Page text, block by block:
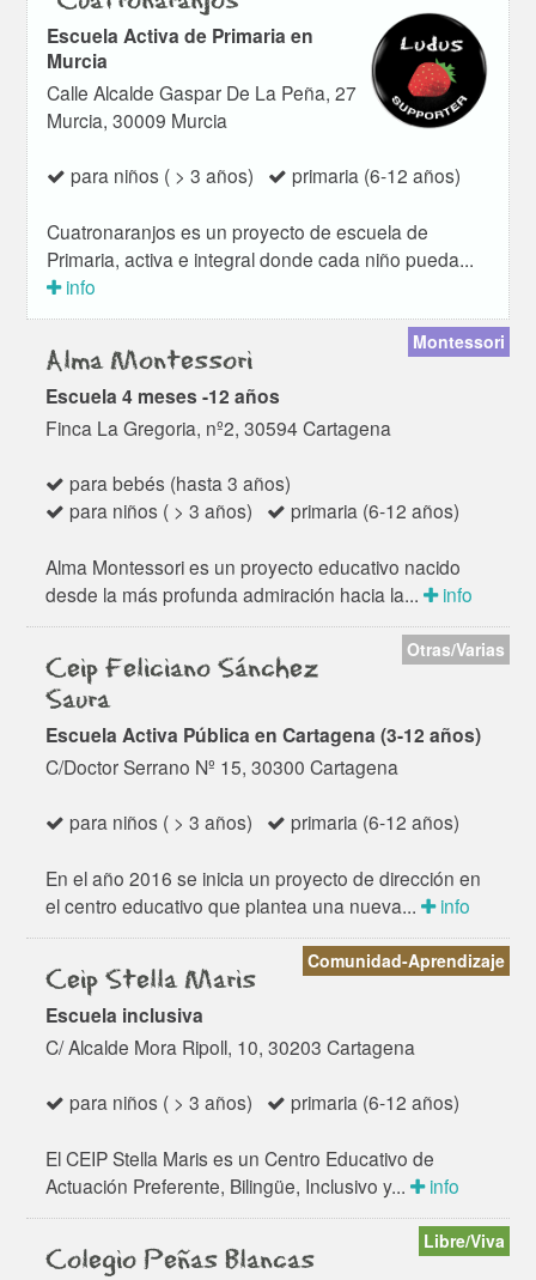
Escuela Activa de Primaria en
Murcia
Calle Alcalde Gaspar De La Peña, 27
Murcia, 30009 Murcia
para niños ( > 3 años) primaria (6-12 años)
Cuatronaranjos es un proyecto de escuela de
Primaria, activa e integral donde cada niño pueda...
info
Alma Montessori
Montessori
Escuela 4 meses -12 años
Finca La Gregoria, nº2, 30594 Cartagena
para bebés (hasta 3 años)
para niños ( > 3 años)
primaria (6-12 años)
Alma Montessori es un proyecto educativo nacido
desde la más profunda admiración hacia la...
info
Ceip Feliciano Sánchez
Saura
Otras/Varias
Escuela Activa Pública en Cartagena (3-12 años)
C/Doctor Serrano Nº 15, 30300 Cartagena
para niños ( > 3 años) primaria (6-12 años)
En el año 2016 se inicia un proyecto de dirección en
el centro educativo que plantea una nueva...
info
Ceip Stella Maris
Comunidad-Aprendizaje
Escuela inclusiva
C/ Alcalde Mora Ripoll, 10, 30203 Cartagena
para niños ( > 3 años) primaria (6-12 años)
El CEIP Stella Maris es un Centro Educativo de
Actuación Preferente, Bilingüe, Inclusivo y...
info
Colegio Peñas Blancas
Libre/Viva